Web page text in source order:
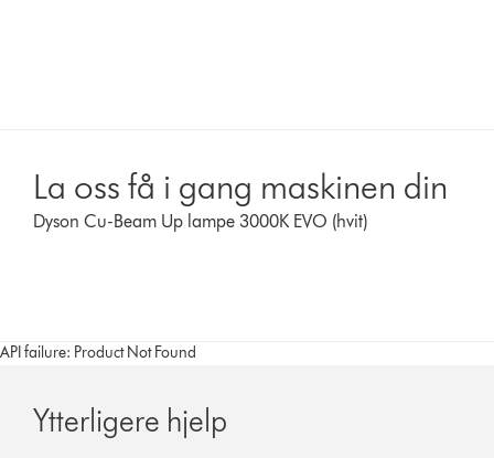
La oss få i gang maskinen din
Dyson Cu-Beam Up lampe 3000K EVO (hvit)
API failure: Product Not Found
Ytterligere hjelp